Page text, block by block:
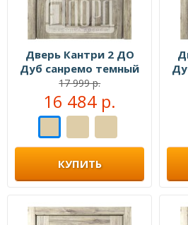
Дверь Кантри 2 ДО
Дуб санремо темный
Фацет
17 999 р.
16 484 р.
КУПИТЬ